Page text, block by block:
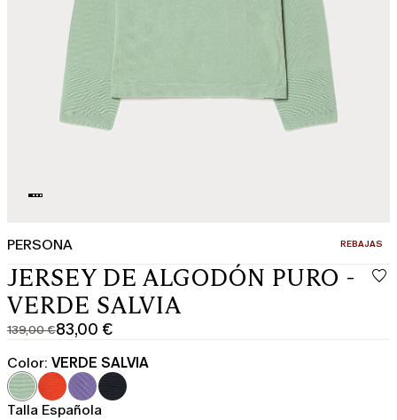
PERSONA CATEGORÍA:
REBAJAS
JERSEY DE ALGODÓN PURO -
VERDE SALVIA
139,00 €
Precio
original
139,00
€
83,00 €
Precio
actual
83,00
€
Color: VERDE SALVIA
Talla Española